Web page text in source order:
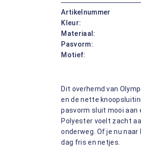
Artikelnummer
Kleur:
Materiaal:
Pasvorm:
Motief:
Dit overhemd van
en de nette
pasvorm sluit mooi aan
Polyester voelt zacht
onderweg. Of je nu
dag fris en netjes.